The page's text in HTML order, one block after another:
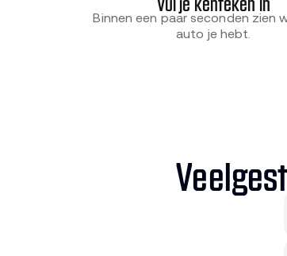
Binnen een paar seconden zien
auto je hebt.